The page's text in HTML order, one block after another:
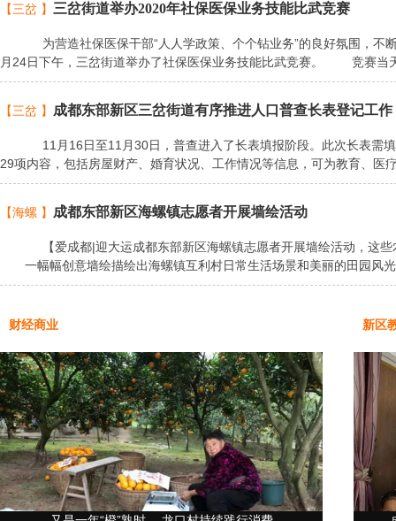
【三岔 】 三岔街道举办2020年社保医保业务技能比武竞赛
为营造社保医保干部“人人学政策、个个钻业务”的良好氛围，不断
月24日下午，三岔街道举办了社保医保业务技能比武竞赛。 竞赛当
【三岔 】 成都东部新区三岔街道有序推进人口普查长表登记工作
11月16日至11月30日，普查进入了长表填报阶段。此次长表需填
29项内容，包括房屋财产、婚育状况、工作情况等信息，可为教育、医
【海螺 】 成都东部新区海螺镇志愿者开展墙绘活动
【爱成都|迎大运成都东部新区海螺镇志愿者开展墙绘活动，这
一幅幅创意墙绘描绘出海螺镇互利村日常生活场景和美丽的田园
财经商业 新区